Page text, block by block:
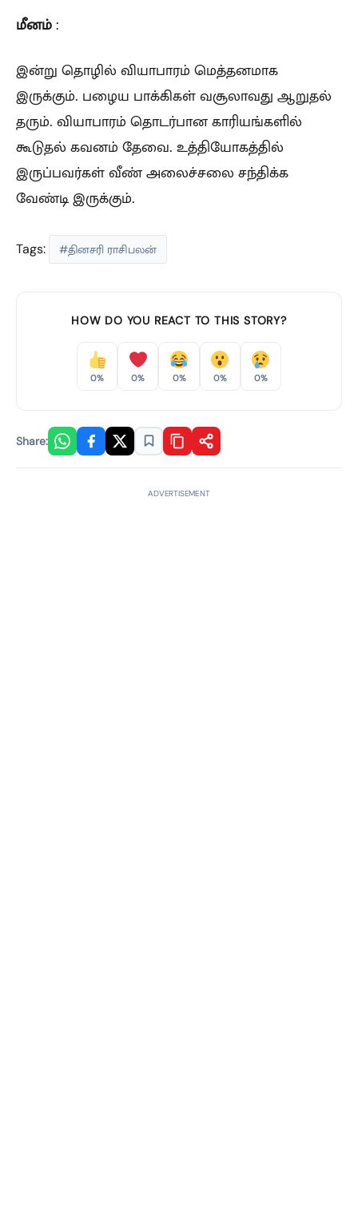
மீனம் :
இன்று தொழில் வியாபாரம் மெத்தனமாக
இருக்கும். பழைய பாக்கிகள் வசூலாவது ஆறுதல்
தரும். வியாபாரம் தொடர்பான காரியங்களில்
கூடுதல் கவனம் தேவை. உத்தியோகத்தில்
இருப்பவர்கள் வீண் அலைச்சலை சந்திக்க
வேண்டி இருக்கும்.
Tags: #தினசரி ராசிபலன்
HOW DO YOU REACT TO THIS STORY?
0% 0% 0% 0% 0%
Share:
ADVERTISEMENT